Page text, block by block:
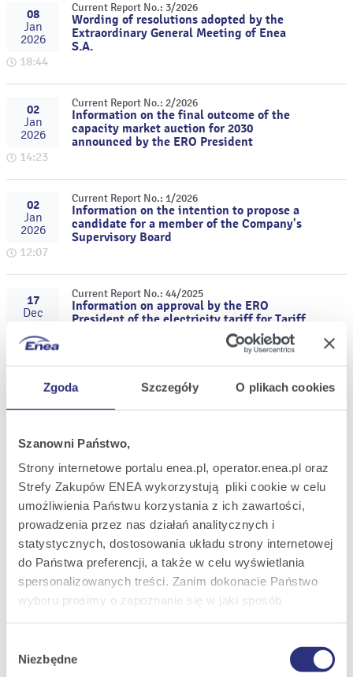
Zgoda Szczegóły O plikach cookies
Szanowni Państwo,
Strony internetowe portalu enea.pl, operator.enea.pl oraz
Strefy Zakupów ENEA wykorzystują pliki cookie w celu
umożliwienia Państwu korzystania z ich zawartości,
prowadzenia przez nas działań analitycznych i
statystycznych, dostosowania układu strony internetowej
do Państwa preferencji, a także w celu wyświetlania
spersonalizowanych treści. Zanim dokonacie Państwo
wyboru prosimy o zapoznanie się w jaki sposób
Szczegółowe informacje na ten temat znajdziecie
zgody
Niezbędne
08
Jan
2026
18:44
Current Report No.: 3/2026
Wording of resolutions adopted by the
Extraordinary General Meeting of Enea
S.A.
02
Jan
2026
14:23
Current Report No.: 2/2026
Information on the final outcome of the
capacity market auction for 2030
announced by the ERO President
02
Jan
2026
12:07
Current Report No.: 1/2026
Information on the intention to propose a
candidate for a member of the Company's
Supervisory Board
17
Dec
21:44
Current Report No.: 44/2025
Information on approval by the ERO
President of the electricity tariff for Tariff
Dec
19:44
Current Report No.: 43/2025
Elkogaz
15
Dec
16:27
Current Report No.: 42/2025
Information on the preliminary outcome of
the capacity market auction for 2030
announced by PSE
11
Dec
Current Report No.: 41/2025
Information on the outcome of the
capacity market auction for 2030